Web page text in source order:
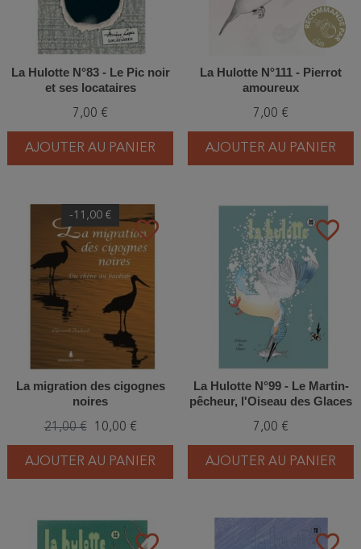
La Hulotte N°83 - Le Pic noir
et ses locataires
7,00 €
AJOUTER AU PANIER
La Hulotte N°111 - Pierrot
amoureux
7,00 €
AJOUTER AU PANIER
favorite_border
-11,00 €
La migration des cigognes
noires
21,00 € 10,00 €
AJOUTER AU PANIER
favorite_border
La Hulotte N°99 - Le Martin-
pêcheur, l'Oiseau des Glaces
7,00 €
AJOUTER AU PANIER